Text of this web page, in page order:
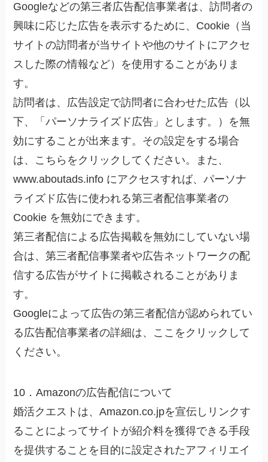
Googleなどの第三者広告配信事業者は、訪問者の
興味に応じた広告を表示するために、Cookie（当
サイトの訪問者が当サイトや他のサイトにアクセ
スした際の情報など）を使用することがありま
す。
訪問者は、広告設定で訪問者に合わせた広告（以
下、「パーソナライズド広告」とします。）を無
効にすることが出来ます。その設定をする場合
は、こちらをクリックしてください。また、
www.aboutads.info にアクセスすれば、パーソナ
ライズド広告に使われる第三者配信事業者の
Cookie を無効にできます。
第三者配信による広告掲載を無効にしていない場
合は、第三者配信事業者や広告ネットワークの配
信する広告がサイトに掲載されることがありま
す。
Googleによって広告の第三者配信が認められてい
る広告配信事業者の詳細は、ここをクリックして
ください。
10．Amazonの広告配信について
婚活クエストは、Amazon.co.jpを宣伝しリンクす
ることによってサイトが紹介料を獲得できる手段
を提供することを目的に設定されたアフィリエイ